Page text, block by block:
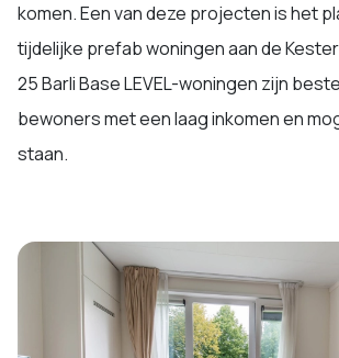
komen. Een van deze projecten is het
tijdelijke prefab woningen aan de
25 Barli Base LEVEL-woningen zijn
bewoners met een laag inkomen en
staan.